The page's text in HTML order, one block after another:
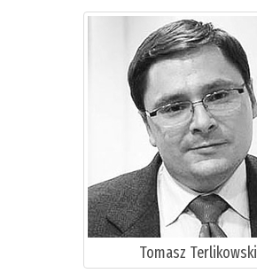
Tomasz Terlikowski